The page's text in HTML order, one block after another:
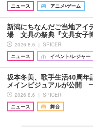
ニュース
アニメ/ゲーム
新潟にちなんだご当地アイ
場 文具の祭典『文具女子
2026.8.6 ｜ SPICER
ニュース
イベント/レジャー
坂本冬美、歌手生活40周年
メインビジュアルが公開
2026.8.6 ｜ SPICER
ニュース
舞台